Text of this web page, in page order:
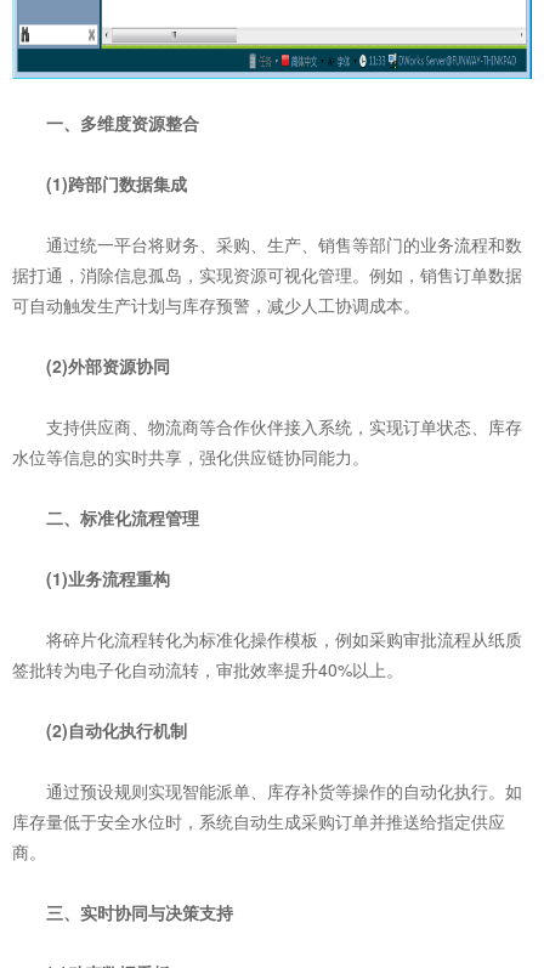
一、多维度资源整合
‌(1)跨部门数据集成‌
通过统一平台将财务、采购、生产、销售等部门的业务流程和数
据打通，消除信息孤岛，实现资源可视化管理。例如，销售订单数据
可自动触发生产计划与库存预警，减少人工协调成本。
‌(2)外部资源协同‌
支持供应商、物流商等合作伙伴接入系统，实现订单状态、库存
水位等信息的实时共享，强化供应链协同能力。
二、标准化流程管理
(1)‌业务流程重构‌
将碎片化流程转化为标准化操作模板，例如采购审批流程从纸质
签批转为电子化自动流转，审批效率提升40%以上。
‌(2)自动化执行机制‌
通过预设规则实现智能派单、库存补货等操作的自动化执行。如
库存量低于安全水位时，系统自动生成采购订单并推送给指定供应
商。
三、实时协同与决策支持